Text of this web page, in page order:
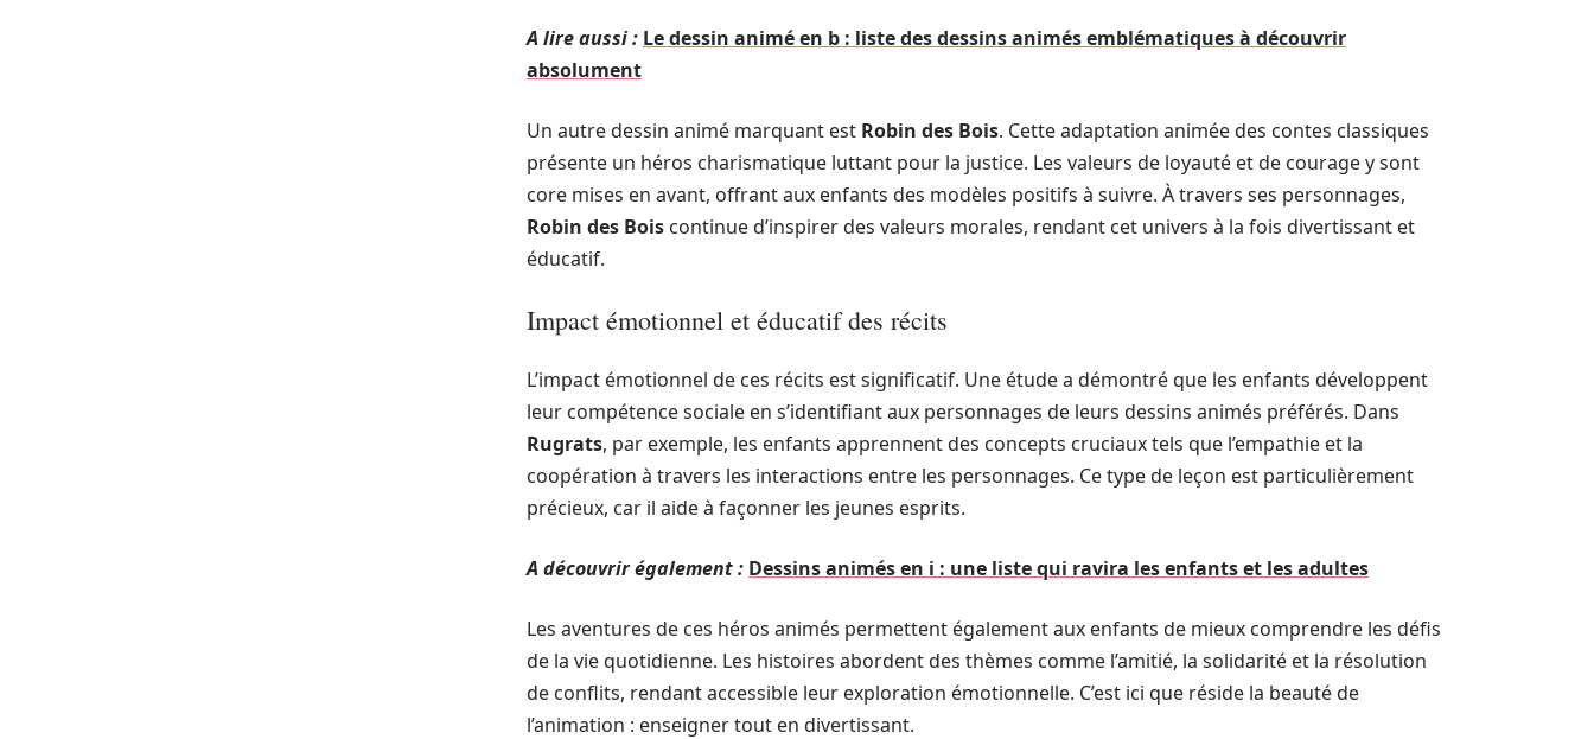
A lire aussi : Le dessin animé en b : liste des dessins animés emblématiques à découvrir
absolument
Un autre dessin animé marquant est Robin des Bois. Cette adaptation animée des contes classiques
présente un héros charismatique luttant pour la justice. Les valeurs de loyauté et de courage y sont
core mises en avant, offrant aux enfants des modèles positifs à suivre. À travers ses personnages,
Robin des Bois continue d’inspirer des valeurs morales, rendant cet univers à la fois divertissant et
éducatif.
Impact émotionnel et éducatif des récits
L’impact émotionnel de ces récits est significatif. Une étude a démontré que les enfants développent
leur compétence sociale en s’identifiant aux personnages de leurs dessins animés préférés. Dans
Rugrats, par exemple, les enfants apprennent des concepts cruciaux tels que l’empathie et la
coopération à travers les interactions entre les personnages. Ce type de leçon est particulièrement
précieux, car il aide à façonner les jeunes esprits.
A découvrir également : Dessins animés en i : une liste qui ravira les enfants et les adultes
Les aventures de ces héros animés permettent également aux enfants de mieux comprendre les défis
de la vie quotidienne. Les histoires abordent des thèmes comme l’amitié, la solidarité et la résolution
de conflits, rendant accessible leur exploration émotionnelle. C’est ici que réside la beauté de
l’animation : enseigner tout en divertissant.